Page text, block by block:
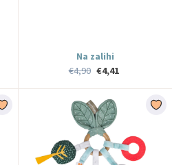
Na zalihi
€4,90 €4,41